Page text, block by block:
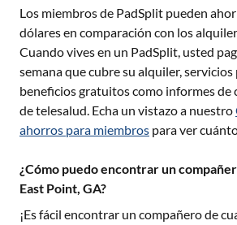
Los miembros de PadSplit pueden
dólares en comparación con los
Cuando vives en un PadSplit, usted
semana que cubre su alquiler,
beneficios gratuitos como informes de
de telesalud. Echa un vistazo a nuestro
ahorros para miembros para ver
¿Cómo puedo encontrar un
East Point, GA?
¡Es fácil encontrar un compañero de